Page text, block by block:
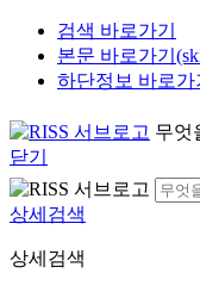
검색 바로가기
본문 바로가기
하단정보 바로가
무엇
닫기
상세검색
상세검색